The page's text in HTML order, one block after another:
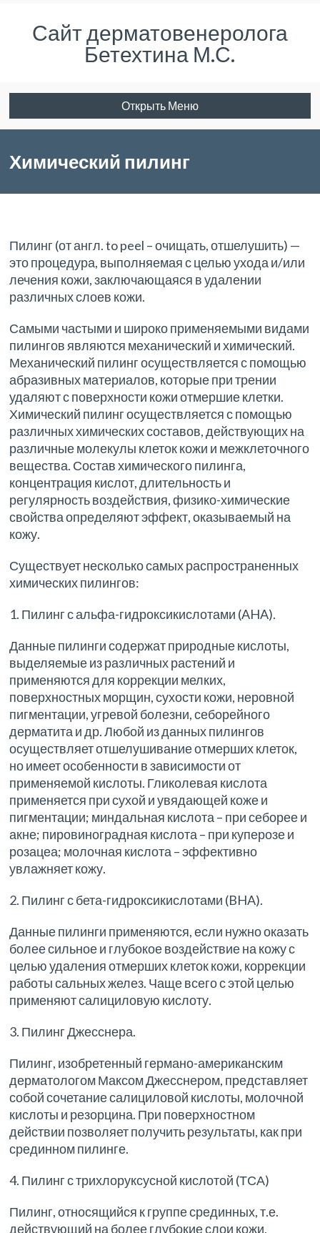
Сайт дерматовенеролога
Бетехтина М.С.
Открыть Меню
Химический пилинг
Пилинг (от англ. to peel – очищать, отшелушить) —
это процедура, выполняемая с целью ухода и/или
лечения кожи, заключающаяся в удалении
различных слоев кожи.
Самыми частыми и широко применяемыми видами
пилингов являются механический и химический.
Механический пилинг осуществляется с помощью
абразивных материалов, которые при трении
удаляют с поверхности кожи отмершие клетки.
Химический пилинг осуществляется с помощью
различных химических составов, действующих на
различные молекулы клеток кожи и межклеточного
вещества. Состав химического пилинга,
концентрация кислот, длительность и
регулярность воздействия, физико-химические
свойства определяют эффект, оказываемый на
кожу.
Существует несколько самых распространенных
химических пилингов:
1. Пилинг с альфа-гидроксикислотами (AHA).
Данные пилинги содержат природные кислоты,
выделяемые из различных растений и
применяются для коррекции мелких,
поверхностных морщин, сухости кожи, неровной
пигментации, угревой болезни, себорейного
дерматита и др. Любой из данных пилингов
осуществляет отшелушивание отмерших клеток,
но имеет особенности в зависимости от
применяемой кислоты. Гликолевая кислота
применяется при сухой и увядающей коже и
пигментации; миндальная кислота – при себорее и
акне; пировиноградная кислота – при куперозе и
розацеа; молочная кислота – эффективно
увлажняет кожу.
2. Пилинг с бета-гидроксикислотами (BHA).
Данные пилинги применяются, если нужно оказать
более сильное и глубокое воздействие на кожу с
целью удаления отмерших клеток кожи, коррекции
работы сальных желез. Чаще всего с этой целью
применяют салициловую кислоту.
3. Пилинг Джесснера.
Пилинг, изобретенный германо-американским
дерматологом Максом Джесснером, представляет
собой сочетание салициловой кислоты, молочной
кислоты и резорцина. При поверхностном
действии позволяет получить результаты, как при
срединном пилинге.
4. Пилинг с трихлоруксусной кислотой (ТСА)
Пилинг, относящийся к группе срединных, т.е.
действующий на более глубокие слои кожи,